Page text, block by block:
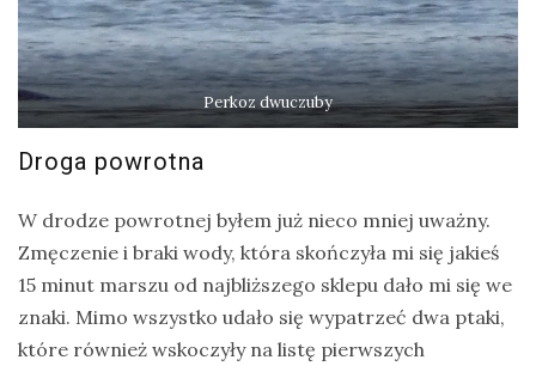
Perkoz dwuczuby
Droga powrotna
W drodze powrotnej byłem już nieco mniej uważny.
Zmęczenie i braki wody, która skończyła mi się jakieś
15 minut marszu od najbliższego sklepu dało mi się we
znaki. Mimo wszystko udało się wypatrzeć dwa ptaki,
które również wskoczyły na listę pierwszych